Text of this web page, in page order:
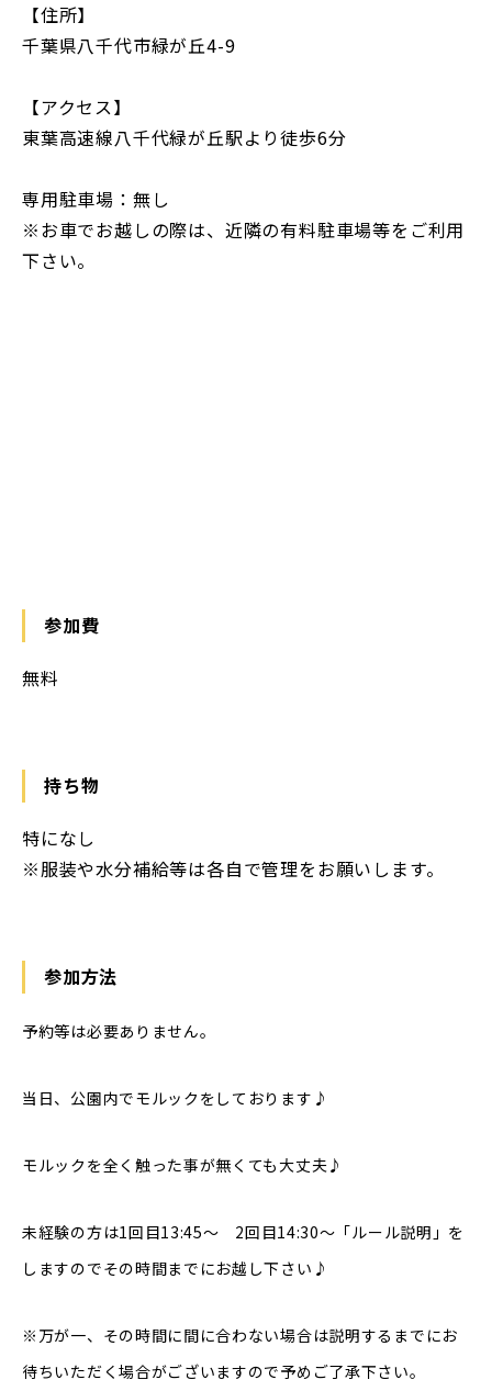
【住所】
千葉県八千代市緑が丘4-9
【アクセス】
東葉高速線八千代緑が丘駅より徒歩6分
専用駐車場：無し
※お車でお越しの際は、近隣の有料駐車場等をご利用
下さい。
参加費
無料
持ち物
特になし
※服装や水分補給等は各自で管理をお願いします。
参加方法
予約等は必要ありません。
当日、公園内でモルックをしております♪
モルックを全く触った事が無くても大丈夫♪
未経験の方は1回目13:45〜 2回目14:30〜「ルール説明」を
しますのでその時間までにお越し下さい♪
※万が一、その時間に間に合わない場合は説明するまでにお
待ちいただく場合がございますので予めご了承下さい。